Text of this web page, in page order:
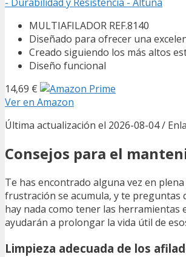
MULTIAFILADOR REF.8140
Diseñado para ofrecer una
Creado siguiendo los más altos
Diseño funcional
14,69 €
Ver en Amazon
Última actualización el 2026-08-04 /
Consejos para el
Te has encontrado alguna vez en
frustración se acumula, y te preguntas
hay nada como tener las herramientas
ayudarán a prolongar la vida útil de
Limpieza adecuada de los